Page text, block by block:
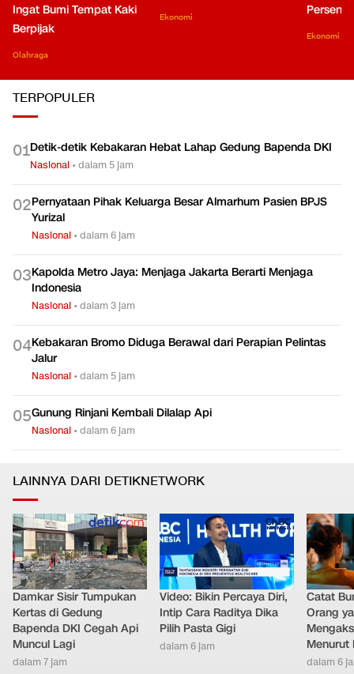
Ingat Bumi Tempat Kaki
Berpijak
Olahraga
Ekonomi
Persen
Ekonomi
TERPOPULER
01Detik-detik Kebakaran Hebat Lahap Gedung Bapenda DKI
Nasional •dalam 5 jam
02Pernyataan Pihak Keluarga Besar Almarhum Pasien BPJS
Yurizal
Nasional •dalam 6 jam
03Kapolda Metro Jaya: Menjaga Jakarta Berarti Menjaga
Indonesia
Nasional •dalam 3 jam
04Kebakaran Bromo Diduga Berawal dari Perapian Pelintas
Jalur
Nasional •dalam 5 jam
05Gunung Rinjani Kembali Dilalap Api
Nasional •dalam 6 jam
LAINNYA DARI DETIKNETWORK
Damkar Sisir Tumpukan
Kertas di Gedung
Bapenda DKI Cegah Api
Muncul Lagi
dalam 7 jam
Video: Bikin Percaya Diri,
Intip Cara Raditya Dika
Pilih Pasta Gigi
dalam 6 jam
Catat
Orang
Menurut
dalam 6